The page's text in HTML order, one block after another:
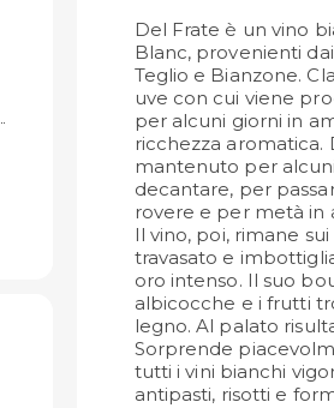
Del Frate è un vino
Blanc, provenienti
Teglio e Bianzone.
uve con cui viene
per alcuni giorni in
ricchezza
mantenuto per
decantare, per
rovere e per metà in
Il vino, poi, rimane
travasato e
oro intenso. Il suo
albicocche e i frutti
legno. Al palato
Sorprende
tutti i vini bianchi
antipasti, risotti e